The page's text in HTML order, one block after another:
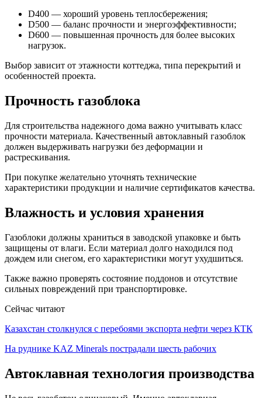
D400 — хороший уровень теплосбережения;
D500 — баланс прочности и энергоэффективности;
D600 — повышенная прочность для более высоких
нагрузок.
Выбор зависит от этажности коттеджа, типа перекрытий и
особенностей проекта.
Прочность газоблока
Для строительства надежного дома важно учитывать класс
прочности материала. Качественный автоклавный газоблок
должен выдерживать нагрузки без деформации и
растрескивания.
При покупке желательно уточнять технические
характеристики продукции и наличие сертификатов качества.
Влажность и условия хранения
Газоблоки должны храниться в заводской упаковке и быть
защищены от влаги. Если материал долго находился под
дождем или снегом, его характеристики могут ухудшиться.
Также важно проверять состояние поддонов и отсутствие
сильных повреждений при транспортировке.
Сейчас читают
Казахстан столкнулся с перебоями экспорта нефти через КТК
На руднике KAZ Minerals пострадали шесть рабочих
Автоклавная технология производства